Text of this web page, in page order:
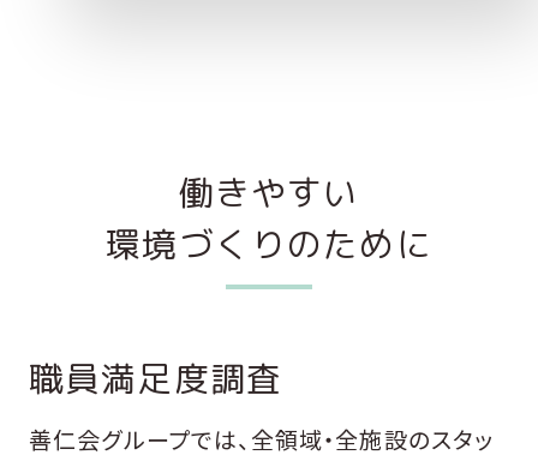
働きやすい
環境づくりのために
職員満足度調査
善仁会グループでは、全領域・全施設のスタッ